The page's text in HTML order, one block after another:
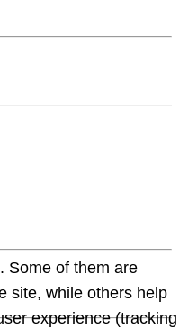
Some of them are
site, while others help
experience (tracking